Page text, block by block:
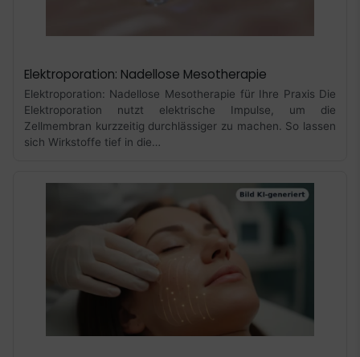
Elektroporation: Nadellose Mesotherapie
Elektroporation: Nadellose Mesotherapie für Ihre Praxis Die
Elektroporation nutzt elektrische Impulse, um die
Zellmembran kurzzeitig durchlässiger zu machen. So lassen
sich Wirkstoffe tief in die…